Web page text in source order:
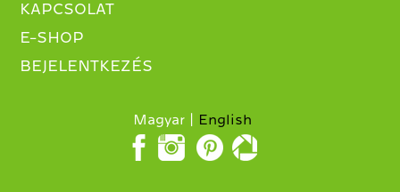
KAPCSOLAT
E-SHOP
BEJELENTKEZÉS
Magyar English